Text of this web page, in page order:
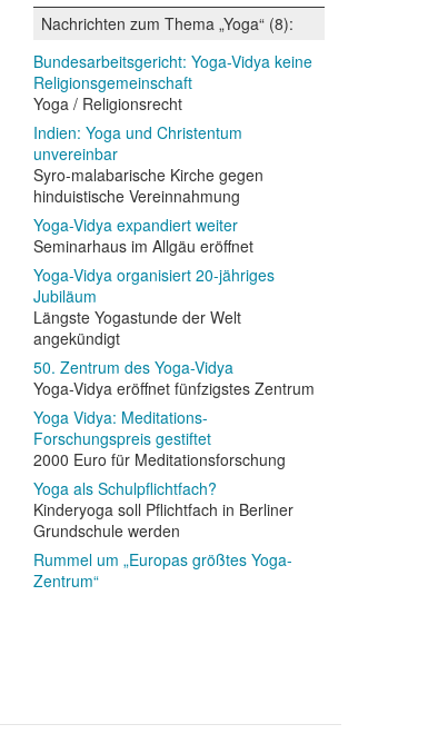
Nachrichten zum Thema „Yoga“ (8):
Bundesarbeitsgericht: Yoga-Vidya keine
Religionsgemeinschaft
Yoga / Religionsrecht
Indien: Yoga und Christentum
unvereinbar
Syro-malabarische Kirche gegen
hinduistische Vereinnahmung
Yoga-Vidya expandiert weiter
Seminarhaus im Allgäu eröffnet
Yoga-Vidya organisiert 20-jähriges
Jubiläum
Längste Yogastunde der Welt
angekündigt
50. Zentrum des Yoga-Vidya
Yoga-Vidya eröffnet fünfzigstes Zentrum
Yoga Vidya: Meditations-
Forschungspreis gestiftet
2000 Euro für Meditationsforschung
Yoga als Schulpflichtfach?
Kinderyoga soll Pflichtfach in Berliner
Grundschule werden
Rummel um „Europas größtes Yoga-
Zentrum“